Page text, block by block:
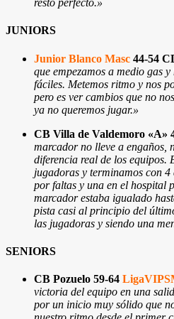
resto perfecto.»
JUNIORS
Junior Blanco Masc 44-54
que empezamos a medio gas
fáciles. Metemos ritmo y nos
pero es ver cambios que no
ya no queremos jugar.»
CB Villa de Valdemoro «A»
marcador no lleve a engaños,
diferencia real de los equipos.
jugadoras y terminamos con
por faltas y una en el hospital
marcador estaba igualado
pista casi al principio del
las jugadoras y siendo una
SENIORS
CB Pozuelo 59-64
victoria del equipo en una
por un inicio muy sólido que